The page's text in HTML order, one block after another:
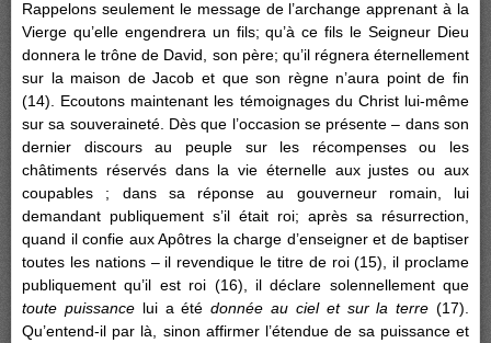
Rappelons seulement le message de l’archange apprenant à la
Vierge qu’elle engendrera un fils; qu’à ce fils le Seigneur Dieu
donnera le trône de David, son père; qu’il régnera éternellement
sur la maison de Jacob et que son règne n’aura point de fin
(14). Ecoutons maintenant les témoignages du Christ lui-même
sur sa souveraineté. Dès que l’occasion se présente – dans son
dernier discours au peuple sur les récompenses ou les
châtiments réservés dans la vie éternelle aux justes ou aux
coupables ; dans sa réponse au gouverneur romain, lui
demandant publiquement s’il était roi; après sa résurrection,
quand il confie aux Apôtres la charge d’enseigner et de baptiser
toutes les nations – il revendique le titre de roi (15), il proclame
publiquement qu’il est roi (16), il déclare solennellement que
toute puissancelui a étédonnée au ciel et sur la terre (17).
Qu’entend-il par là, sinon affirmer l’étendue de sa puissance et